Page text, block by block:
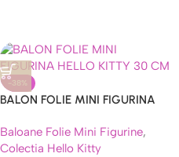
-38%
BALON FOLIE MINI FIGURINA
Baloane Folie Mini Figurine,
Colectia Hello Kitty